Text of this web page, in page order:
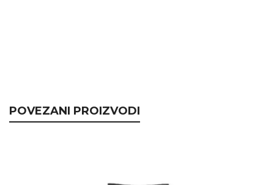
POVEZANI PROIZVODI